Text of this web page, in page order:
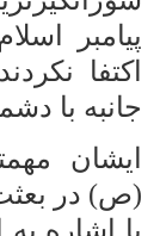
پیامبر
اکتفا
جانبه با
ایشان
(ص) در بعثت